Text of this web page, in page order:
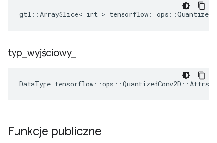
gtl::ArraySlice< int >
typ wyjściowy_
DataType tensorflow ::ops ::QuantizedConv2D ::Attrs
Funkcje publiczne